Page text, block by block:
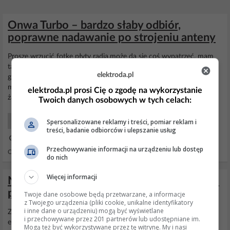
Onwa Turbo – bardzo słaby odbiór,
poprawne nadawanie po strojeniu anteny
Proszę wrzucić fotkę płyty radia,może da się coś wypatrzeć, mam
takie na stole, jeszcze jedno! czy z
jest
głośny poprawny?. W zasadzie po poprawnym wymontowaniu
modułu dodatkowych czterdziestek,radio dział poprawnie bez
żadnego makijażu.
CB Radio
Odpowiedzi: 7 Wyświetleń: 3993
Niemożliwy odbiór jakiegokolwiek MUX'a
po włączeniu nadajnika PLAY LTE
Zagłuszanie przez sąsiadów wykluczone. Wbliskiej
emeryci nie korzystający z internetu. W tym domu gdzie jest
elektroda.pl
elektroda.pl prosi Cię o zgodę na wykorzystanie
Twoich danych osobowych w tych celach:
Spersonalizowane reklamy i treści, pomiar reklam i
treści, badanie odbiorców i ulepszanie usług
Przechowywanie informacji na urządzeniu lub dostęp
do nich
Więcej informacji
Twoje dane osobowe będą przetwarzane, a informacje
z Twojego urządzenia (pliki cookie, unikalne identyfikatory
i inne dane o urządzeniu) mogą być wyświetlane
i przechowywane przez 201 partnerów lub udostępniane im.
Mogą też być wykorzystywane przez tę witrynę. My i nasi